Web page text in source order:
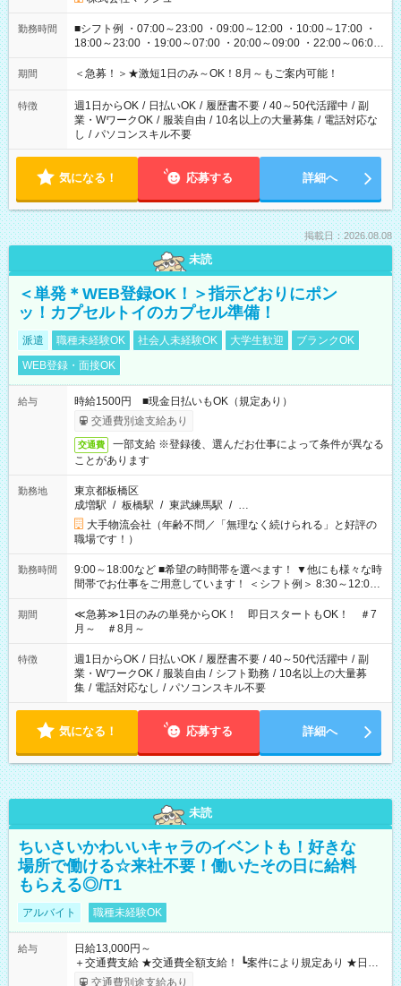
勤務時間
■シフト例 ・07:00～23:00 ・09:00～12:00 ・10:00～17:00 ・
18:00～23:00 ・19:00～07:00 ・20:00～09:00 ・22:00～06:00
etc ★最短3時間で5,120円のお仕事から／15時間で2万円近く稼
げるお仕事も！ ご希望のお時間に合わせてご紹介！ ※シフトは
ください！
期間 ＜急募！＞★激短1日のみ～OK！8月～もご案内可能！
特徴 週1日からOK / 日払いOK / 履歴書不要 / 40～50代活躍中 / 副
業・WワークOK / 服装自由 / 10名以上の大量募集 / 電話対応な
し / パソコンスキル不要
気になる！ 応募する 詳細へ
掲載日：2026.08.08
未読
＜単発＊WEB登録OK！＞指示どおりにポン
ッ！カプセルトイのカプセル準備！
派遣 職種未経験OK 社会人未経験OK 大学生歓迎
ブランクOK
WEB登録・面接OK
給与
時給1500円 ■現金日払いもOK（規定あり）
交通費別途支給あり
交通費
一部支給 ※登録後、選んだお仕事によって条件が異なる
ことがあります
勤務地
東京都板橋区
成増駅 / 板橋駅 / 東武練馬駅 / …
大手物流会社（年齢不問／「無理なく続けられる」と好評の
職場です！）
勤務時間
9:00～18:00など ■希望の時間帯を選べます！ ▼他にも様々な時
間帯でお仕事をご用意しています！ ＜シフト例＞ 8:30～12:00
17:00～22:00 13:00～22:00 22:00～翌6:00 など
期間
≪急募≫1日のみの単発からOK！ 即日スタートもOK！ ＃7
月～ ＃8月～
特徴 週1日からOK / 日払いOK / 履歴書不要 / 40～50代活躍中 / 副
業・WワークOK / 服装自由 / シフト勤務 / 10名以上の大量募
集 / 電話対応なし / パソコンスキル不要
気になる！ 応募する 詳細へ
未読
ちいさいかわいいキャラのイベントも！好きな
場所で働ける☆来社不要！働いたその日に給料
もらえる◎/T1
アルバイト 職種未経験OK
給与
日給13,000円～
＋交通費支給 ★交通費全額支給！ ┗案件により規定あり ★日払
いOK！（規定あり） ┗働いたその日に現金GET♪ お仕事後はコ
交通費別途支給あり